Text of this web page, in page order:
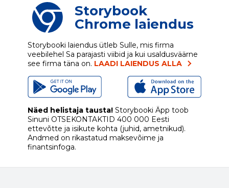
Storybook
Chrome laiendus
Storybooki laiendus ütleb Sulle, mis firma
veebilehel Sa parajasti viibid ja kui usaldusväärne
see firma täna on. LAADI LAIENDUS ALLA
Näed helistaja tausta! Storybooki Äpp toob
Sinuni OTSEKONTAKTID 400 000 Eesti
ettevõtte ja isikute kohta (juhid, ametnikud).
Andmed on rikastatud maksevõime ja
finantsinfoga.